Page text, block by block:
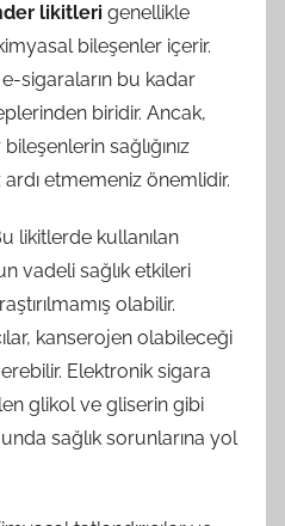
likitleri genellikle
bileşenler içerir.
sigaraların bu kadar
biridir. Ancak,
sağlığınız
etmemeniz önemlidir.
likitlerde kullanılan
vadeli sağlık etkileri
olabilir.
kanserojen olabileceği
Elektronik sigara
glikol ve gliserin gibi
sağlık sorunlarına yol